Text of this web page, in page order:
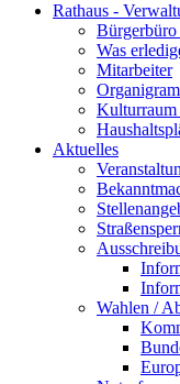
Rathaus -
Was
Mitarbeiter
Kulturraum
Aktuelles
Wahlen /